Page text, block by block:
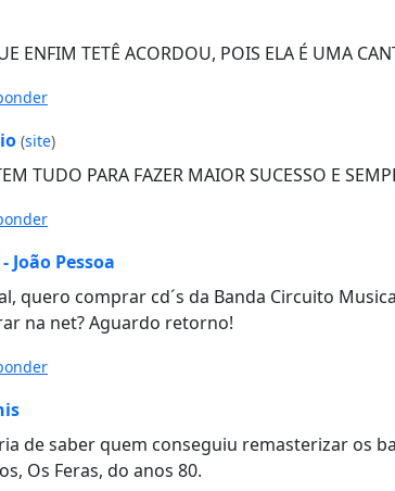
ENFIM TETÊ ACORDOU, POIS ELA É UMA
(site)
TUDO PARA FAZER MAIOR SUCESSO E
João Pessoa
quero comprar cd´s da Banda Circuito
na net? Aguardo retorno!
de saber quem conseguiu remasterizar os
Os Feras, do anos 80.